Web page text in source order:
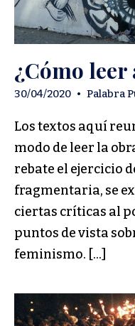
¿Cómo leer
30/04/2020 • Palabra
Los textos aquí
modo de leer la
rebate el ejercicio
fragmentaria, se
ciertas críticas al
puntos de vista
feminismo. […]